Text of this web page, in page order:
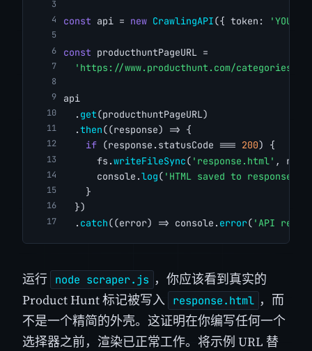
const api = new CrawlingAPI({ token:
const producthuntPageURL =
'https://www.producthunt.com/categories/
api
  .
get(producthuntPageURL)
  .
then((response) => {
if (response.statusCode === 200) {
      fs.
writeFileSync( 'response.html' ,
      console.
log( 'HTML saved to
    }
  })
  .
catch((error) => console. error( 'API
运行 node scraper.js ，你应该看到真实的
Product Hunt 标记被写入 response.html ，而
不是一个精简的外壳。这证明在你编写任何一个
选择器之前，渲染已正常工作。将示例 URL 替